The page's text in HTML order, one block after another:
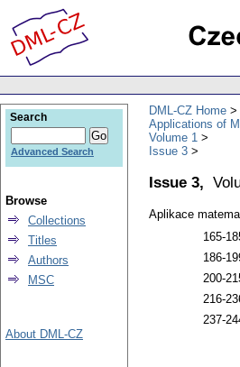
DML-CZ Home
Applications of
Volume 1
Issue 3
Issue 3,
Aplikace
165-
186-
200-
216-
237-
Search
Advanced Search
Browse
Collections
Titles
Authors
MSC
About DML-CZ